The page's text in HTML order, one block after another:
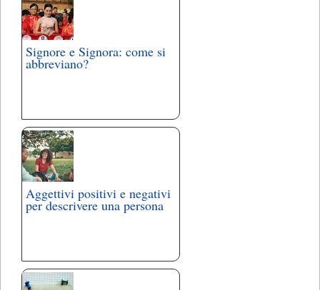
Signore e Signora: come si
abbreviano?
Aggettivi positivi e negativi
per descrivere una persona